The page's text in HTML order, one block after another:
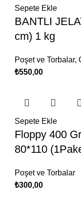
Sepete Ekle
BANTLI
cm) 1 kg
Poşet ve Torbalar,
₺550,00
Sepete Ekle
Floppy 400
80*110
Poşet ve Torbalar
₺300,00